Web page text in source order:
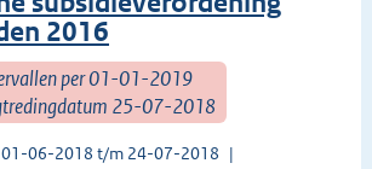
2016
per 01-01-2019
25-07-2018
01-06-2018 t/m 24-07-2018